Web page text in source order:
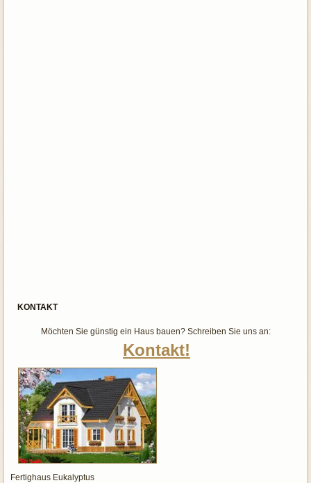
KONTAKT
Möchten Sie günstig ein Haus bauen? Schreiben Sie uns an:
Kontakt!
Fertighaus Eukalyptus